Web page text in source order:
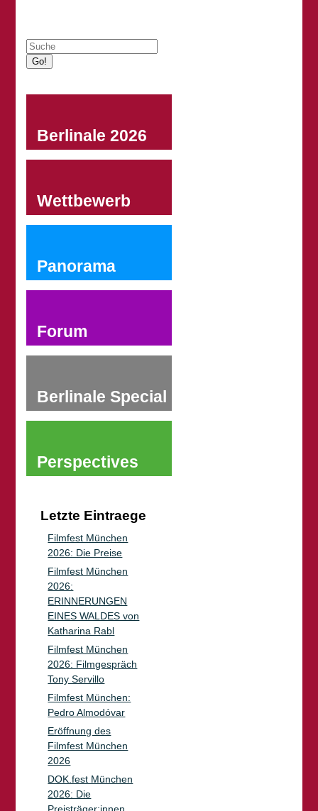
Berlinale 2026
Wettbewerb
Panorama
Forum
Berlinale Special
Perspectives
Letzte Eintraege
Filmfest München
2026: Die Preise
Filmfest München
2026:
ERINNERUNGEN
EINES WALDES von
Katharina Rabl
Filmfest München
2026: Filmgespräch
Tony Servillo
Filmfest München:
Pedro Almodóvar
Eröffnung des
Filmfest München
2026
DOK.fest München
2026: Die